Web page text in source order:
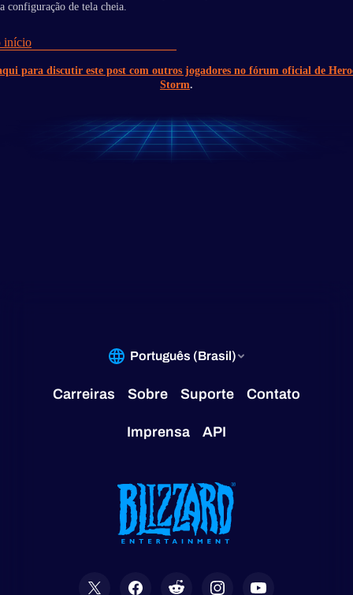
configuração de tela cheia.
início
para discutir este post com outros jogadores no fórum oficial de
Storm.